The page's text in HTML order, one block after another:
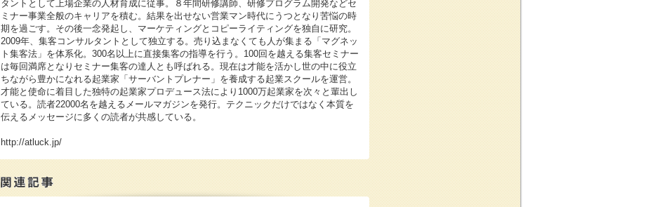
タントとして上場企業の人材育成に従事。８年間研修講師、研修プログラム開発などセ
ミナー事業全般のキャリアを積む。結果を出せない営業マン時代にうつとなり苦悩の時
期を過ごす。その後一念発起し、マーケティングとコピーライティングを独自に研究。
2009年、集客コンサルタントとして独立する。売り込まなくても人が集まる「マグネッ
ト集客法」を体系化。300名以上に直接集客の指導を行う。100回を越える集客セミナー
は毎回満席となりセミナー集客の達人とも呼ばれる。現在は才能を活かし世の中に役立
ちながら豊かになれる起業家「サーバントプレナー」を養成する起業スクールを運営。
才能と使命に着目した独特の起業家プロデュース法により1000万起業家を次々と輩出し
ている。読者22000名を越えるメールマガジンを発行。テクニックだけではなく本質を
伝えるメッセージに多くの読者が共感している。
http://atluck.jp/